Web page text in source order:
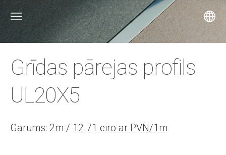
Grīdas pārejas profils
UL20X5
Garums: 2m / 12.71 eiro ar PVN/1m